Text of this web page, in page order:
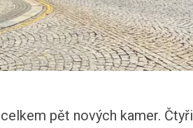
pět nových kamer. Čtyři